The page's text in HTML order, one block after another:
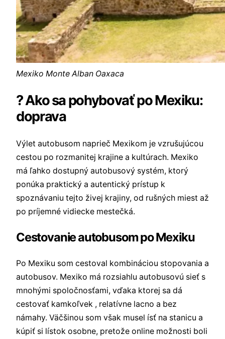
Mexiko Monte Alban Oaxaca
? Ako sa pohybovať po Mexiku:
doprava
Výlet autobusom naprieč Mexikom je vzrušujúcou
cestou po rozmanitej krajine a kultúrach. Mexiko
má ľahko dostupný autobusový systém, ktorý
ponúka praktický a autentický prístup k
spoznávaniu tejto živej krajiny, od rušných miest až
po príjemné vidiecke mestečká.
Cestovanie autobusom po Mexiku
Po Mexiku som cestoval kombináciou stopovania a
autobusov. Mexiko má rozsiahlu autobusovú sieť s
mnohými spoločnosťami, vďaka ktorej sa dá
cestovať kamkoľvek , relatívne lacno a bez
námahy. Väčšinou som však musel ísť na stanicu a
kúpiť si lístok osobne, pretože online možnosti boli